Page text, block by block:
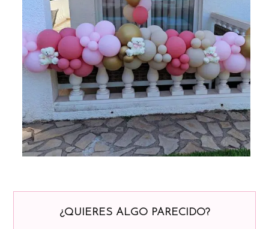
¿QUIERES ALGO PARECIDO?